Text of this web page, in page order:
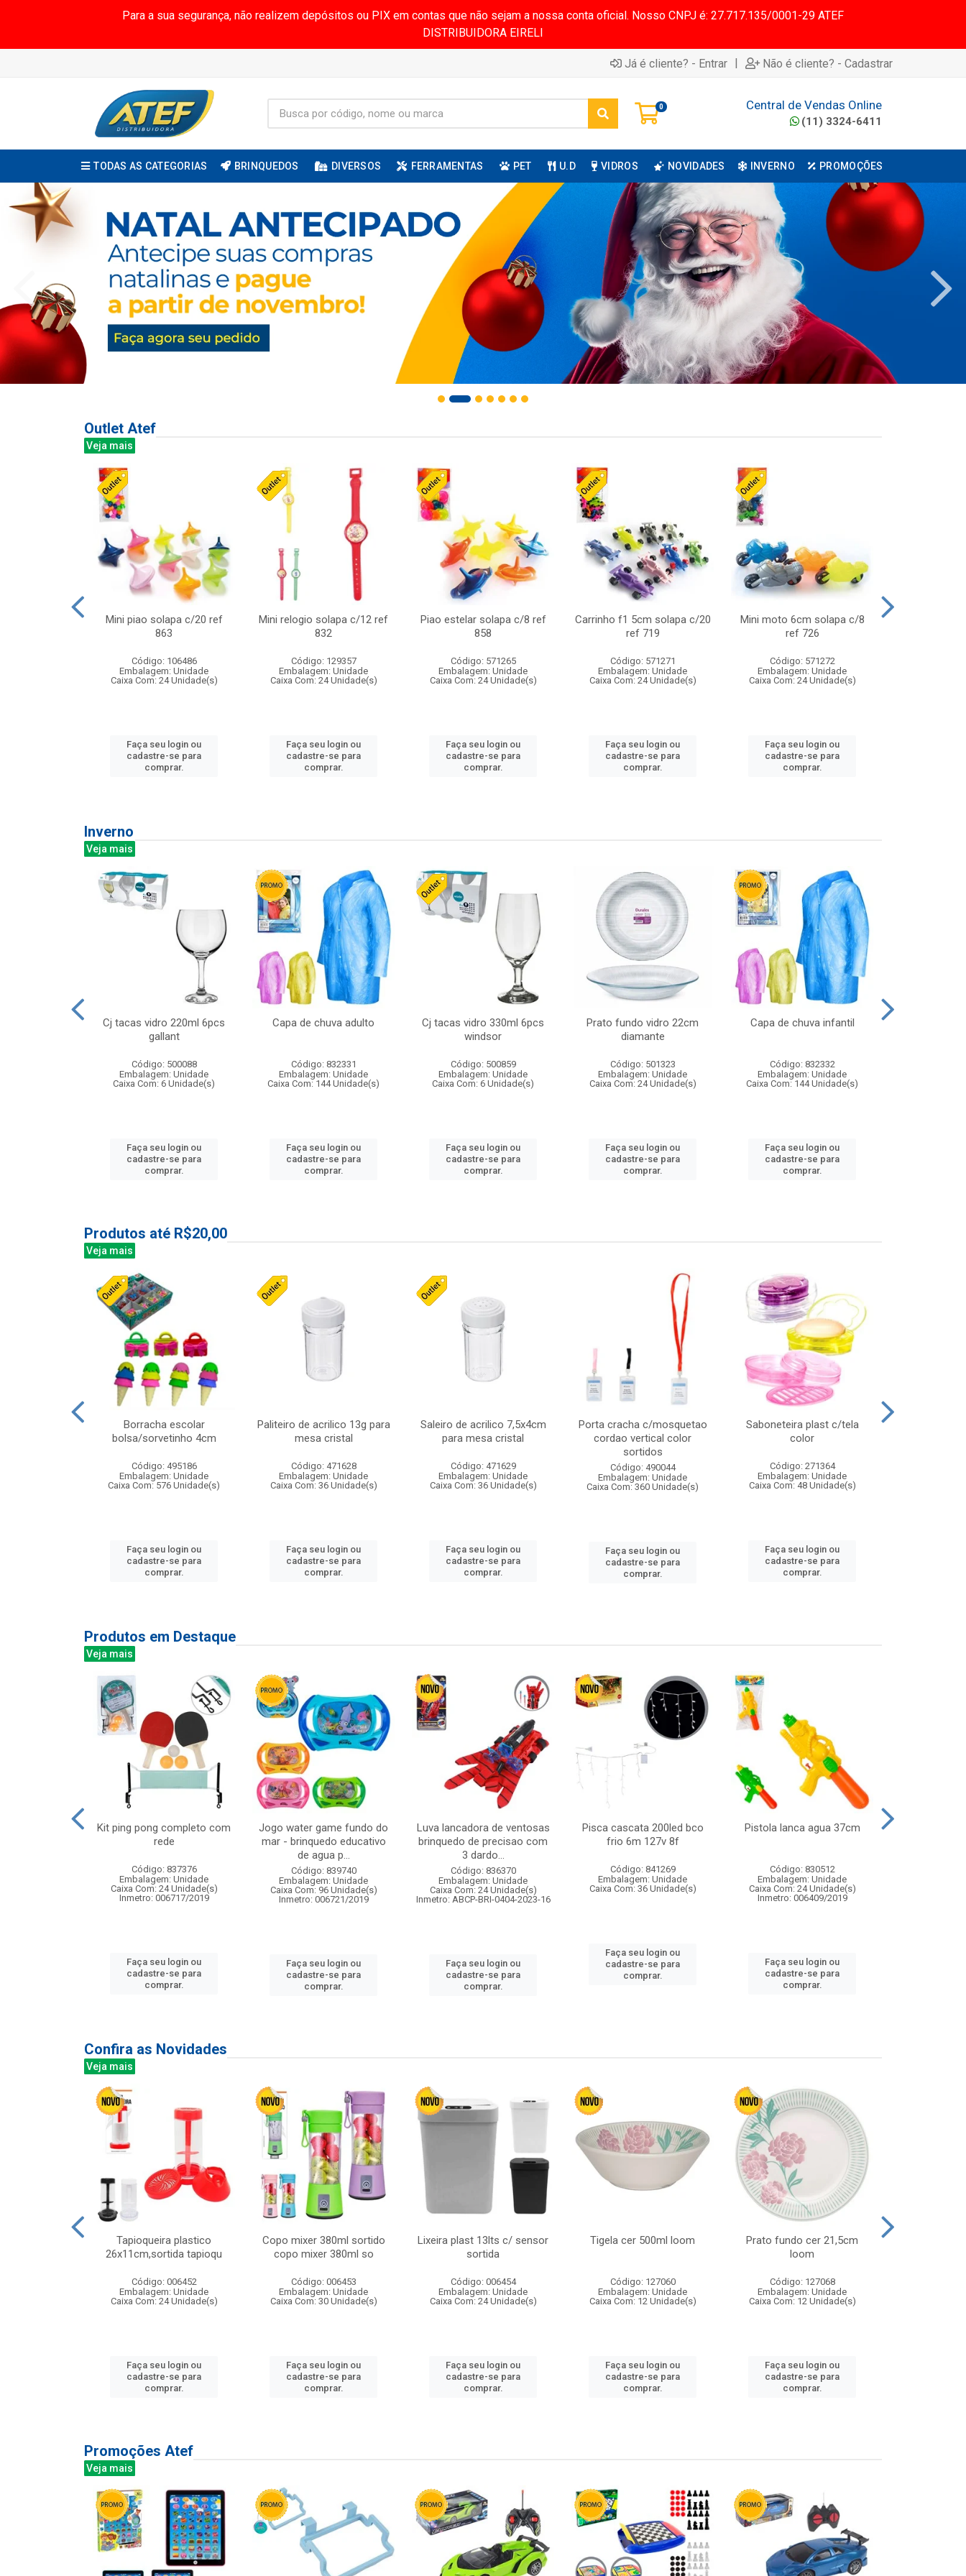
Para a sua segurança, não realizem depósitos ou PIX em contas que não sejam a nossa conta oficial. Nosso CNPJ é: 27.717.135/0001-29 ATEF
DISTRIBUIDORA EIRELI
Já é cliente? - Entrar | Não é cliente? - Cadastrar
0 Central de Vendas Online
(11) 3324-6411
TODAS AS CATEGORIAS BRINQUEDOS DIVERSOS FERRAMENTAS PET U.D VIDROS NOVIDADES INVERNO PROMOÇÕES
Outlet Atef
Veja mais
Mini piao solapa c/20 ref
863
Código: 106486
Embalagem: Unidade
Caixa Com: 24 Unidade(s)
Faça seu login ou
cadastre-se para
comprar.
Mini relogio solapa c/12 ref
832
Código: 129357
Embalagem: Unidade
Caixa Com: 24 Unidade(s)
Faça seu login ou
cadastre-se para
comprar.
Piao estelar solapa c/8 ref
858
Código: 571265
Embalagem: Unidade
Caixa Com: 24 Unidade(s)
Faça seu login ou
cadastre-se para
comprar.
Carrinho f1 5cm solapa c/20
ref 719
Código: 571271
Embalagem: Unidade
Caixa Com: 24 Unidade(s)
Faça seu login ou
cadastre-se para
comprar.
Mini moto 6cm solapa c/8
ref 726
Código: 571272
Embalagem: Unidade
Caixa Com: 24 Unidade(s)
Faça seu login ou
cadastre-se para
comprar.
Inverno
Veja mais
Cj tacas vidro 220ml 6pcs
gallant
Código: 500088
Embalagem: Unidade
Caixa Com: 6 Unidade(s)
Faça seu login ou
cadastre-se para
comprar.
Capa de chuva adulto
Código: 832331
Embalagem: Unidade
Caixa Com: 144 Unidade(s)
Faça seu login ou
cadastre-se para
comprar.
Cj tacas vidro 330ml 6pcs
windsor
Código: 500859
Embalagem: Unidade
Caixa Com: 6 Unidade(s)
Faça seu login ou
cadastre-se para
comprar.
Prato fundo vidro 22cm
diamante
Código: 501323
Embalagem: Unidade
Caixa Com: 24 Unidade(s)
Faça seu login ou
cadastre-se para
comprar.
Capa de chuva infantil
Código: 832332
Embalagem: Unidade
Caixa Com: 144 Unidade(s)
Faça seu login ou
cadastre-se para
comprar.
Produtos até R$20,00
Veja mais
Borracha escolar
bolsa/sorvetinho 4cm
Código: 495186
Embalagem: Unidade
Caixa Com: 576 Unidade(s)
Faça seu login ou
cadastre-se para
comprar.
Paliteiro de acrilico 13g para
mesa cristal
Código: 471628
Embalagem: Unidade
Caixa Com: 36 Unidade(s)
Faça seu login ou
cadastre-se para
comprar.
Saleiro de acrilico 7,5x4cm
para mesa cristal
Código: 471629
Embalagem: Unidade
Caixa Com: 36 Unidade(s)
Faça seu login ou
cadastre-se para
comprar.
Porta cracha c/mosquetao
cordao vertical color
sortidos
Código: 490044
Embalagem: Unidade
Caixa Com: 360 Unidade(s)
Faça seu login ou
cadastre-se para
comprar.
Saboneteira plast c/tela
color
Código: 271364
Embalagem: Unidade
Caixa Com: 48 Unidade(s)
Faça seu login ou
cadastre-se para
comprar.
Produtos em Destaque
Veja mais
Kit ping pong completo com
rede
Código: 837376
Embalagem: Unidade
Caixa Com: 24 Unidade(s)
Inmetro: 006717/2019
Faça seu login ou
cadastre-se para
comprar.
Jogo water game fundo do
mar - brinquedo educativo
de agua p...
Código: 839740
Embalagem: Unidade
Caixa Com: 96 Unidade(s)
Inmetro: 006721/2019
Faça seu login ou
cadastre-se para
comprar.
Luva lancadora de ventosas
brinquedo de precisao com
3 dardo...
Código: 836370
Embalagem: Unidade
Caixa Com: 24 Unidade(s)
Inmetro: ABCP-BRI-0404-2023-16
Faça seu login ou
cadastre-se para
comprar.
Pisca cascata 200led bco
frio 6m 127v 8f
Código: 841269
Embalagem: Unidade
Caixa Com: 36 Unidade(s)
Faça seu login ou
cadastre-se para
comprar.
Pistola lanca agua 37cm
Código: 830512
Embalagem: Unidade
Caixa Com: 24 Unidade(s)
Inmetro: 006409/2019
Faça seu login ou
cadastre-se para
comprar.
Confira as Novidades
Veja mais
Tapioqueira plastico
26x11cm,sortida tapioqu
Código: 006452
Embalagem: Unidade
Caixa Com: 24 Unidade(s)
Faça seu login ou
cadastre-se para
comprar.
Copo mixer 380ml sortido
copo mixer 380ml so
Código: 006453
Embalagem: Unidade
Caixa Com: 30 Unidade(s)
Faça seu login ou
cadastre-se para
comprar.
Lixeira plast 13lts c/ sensor
sortida
Código: 006454
Embalagem: Unidade
Caixa Com: 24 Unidade(s)
Faça seu login ou
cadastre-se para
comprar.
Tigela cer 500ml loom
Código: 127060
Embalagem: Unidade
Caixa Com: 12 Unidade(s)
Faça seu login ou
cadastre-se para
comprar.
Prato fundo cer 21,5cm
loom
Código: 127068
Embalagem: Unidade
Caixa Com: 12 Unidade(s)
Faça seu login ou
cadastre-se para
comprar.
Promoções Atef
Veja mais